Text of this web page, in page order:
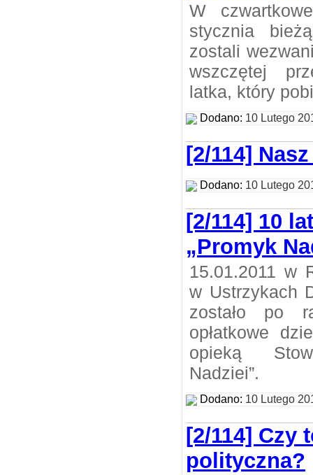
W
stycznia
zostali
wszczętej
latka, który
Dodano: 10 Lutego
[2/114]
Dodano: 10 Lutego
[2/114] 10
„Promyk
15.01.2011 w
w Ustrzykach
zostało po
opłatkowe
opieką
Nadziei”.
Dodano: 10 Lutego
[2/114] Czy
polityczna?